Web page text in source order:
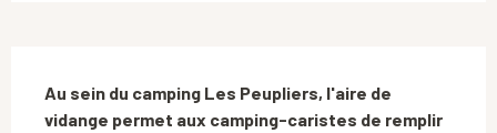
Au sein du camping Les Peupliers, l'aire de
vidange permet aux camping-caristes de remplir